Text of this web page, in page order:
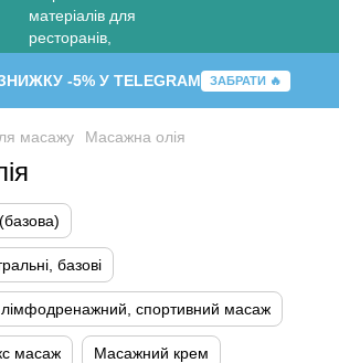
-5% У TELEGRAM ЗАБРАТИ 🔥
масажу Масажна олія
базові
спортивний масаж
масаж Масажний крем